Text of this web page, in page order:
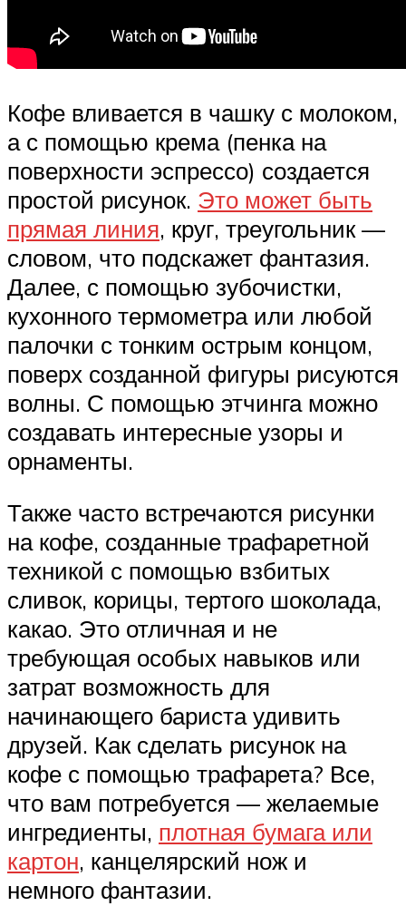
Кофе вливается в чашку с молоком,
а с помощью крема (пенка на
поверхности эспрессо) создается
простой рисунок. Это может быть
прямая линия, круг, треугольник —
словом, что подскажет фантазия.
Далее, с помощью зубочистки,
кухонного термометра или любой
палочки с тонким острым концом,
поверх созданной фигуры рисуются
волны. С помощью этчинга можно
создавать интересные узоры и
орнаменты.
Также часто встречаются рисунки
на кофе, созданные трафаретной
техникой с помощью взбитых
сливок, корицы, тертого шоколада,
какао. Это отличная и не
требующая особых навыков или
затрат возможность для
начинающего бариста удивить
друзей. Как сделать рисунок на
кофе с помощью трафарета? Все,
что вам потребуется — желаемые
ингредиенты, плотная бумага или
картон, канцелярский нож и
немного фантазии.